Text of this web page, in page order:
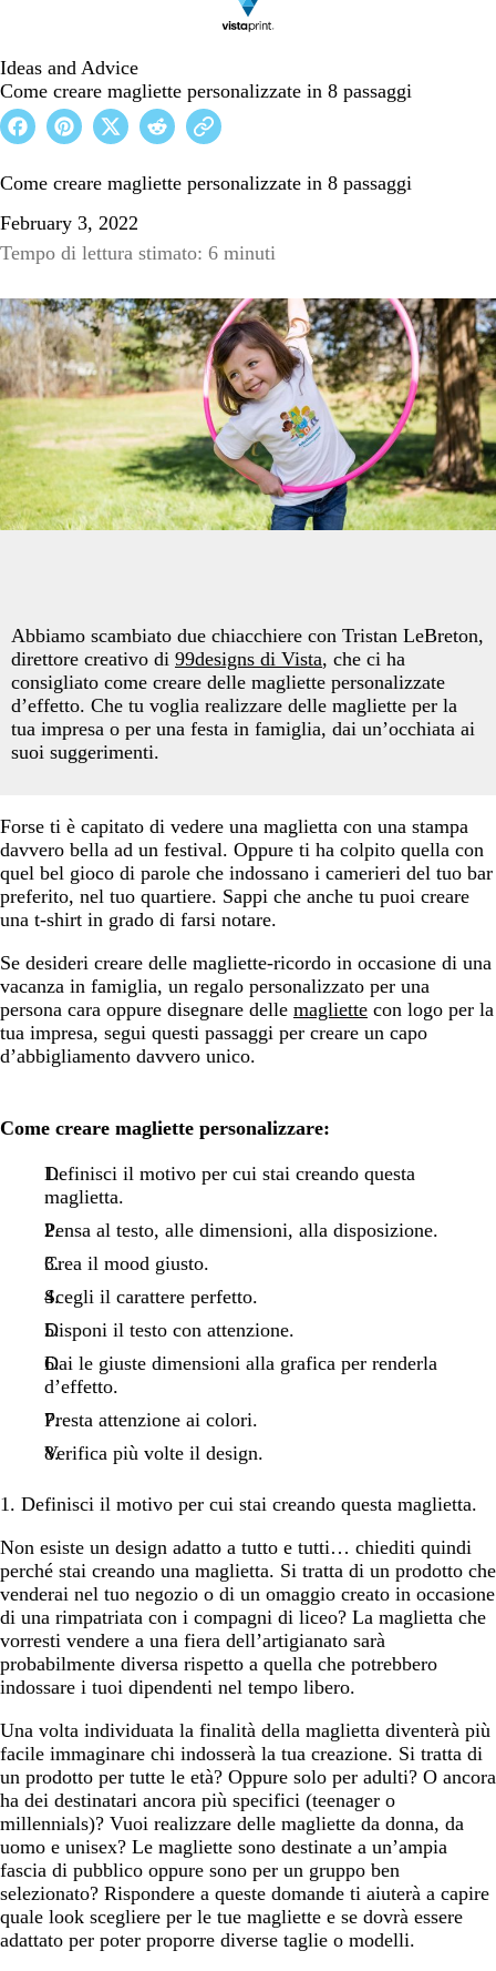
Ideas and Advice
Come creare magliette personalizzate in 8 passaggi
Come creare magliette personalizzate in 8 passaggi
February 3, 2022
Tempo di lettura stimato: 6 minuti
Abbiamo scambiato due chiacchiere con Tristan LeBreton,
direttore creativo di 99designs di Vista, che ci ha
consigliato come creare delle magliette personalizzate
d’effetto. Che tu voglia realizzare delle magliette per la
tua impresa o per una festa in famiglia, dai un’occhiata ai
suoi suggerimenti.
Forse ti è capitato di vedere una maglietta con una stampa
davvero bella ad un festival. Oppure ti ha colpito quella con
quel bel gioco di parole che indossano i camerieri del tuo bar
preferito, nel tuo quartiere. Sappi che anche tu puoi creare
una t-shirt in grado di farsi notare.
Se desideri creare delle magliette-ricordo in occasione di una
vacanza in famiglia, un regalo personalizzato per una
persona cara oppure disegnare delle magliette con logo per la
tua impresa, segui questi passaggi per creare un capo
d’abbigliamento davvero unico.
Come creare magliette personalizzare:
Definisci il motivo per cui stai creando questa
maglietta.
Pensa al testo, alle dimensioni, alla disposizione.
Crea il mood giusto.
Scegli il carattere perfetto.
Disponi il testo con attenzione.
Dai le giuste dimensioni alla grafica per renderla
d’effetto.
Presta attenzione ai colori.
Verifica più volte il design.
1. Definisci il motivo per cui stai creando questa maglietta.
Non esiste un design adatto a tutto e tutti… chiediti quindi
perché stai creando una maglietta. Si tratta di un prodotto che
venderai nel tuo negozio o di un omaggio creato in occasione
di una rimpatriata con i compagni di liceo? La maglietta che
vorresti vendere a una fiera dell’artigianato sarà
probabilmente diversa rispetto a quella che potrebbero
indossare i tuoi dipendenti nel tempo libero.
Una volta individuata la finalità della maglietta diventerà più
facile immaginare chi indosserà la tua creazione. Si tratta di
un prodotto per tutte le età? Oppure solo per adulti? O ancora
ha dei destinatari ancora più specifici (teenager o
millennials)? Vuoi realizzare delle magliette da donna, da
uomo e unisex? Le magliette sono destinate a un’ampia
fascia di pubblico oppure sono per un gruppo ben
selezionato? Rispondere a queste domande ti aiuterà a capire
quale look scegliere per le tue magliette e se dovrà essere
adattato per poter proporre diverse taglie o modelli.